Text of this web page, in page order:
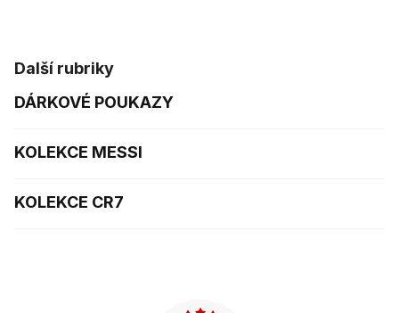
Další rubriky
DÁRKOVÉ POUKAZY
KOLEKCE MESSI
KOLEKCE CR7